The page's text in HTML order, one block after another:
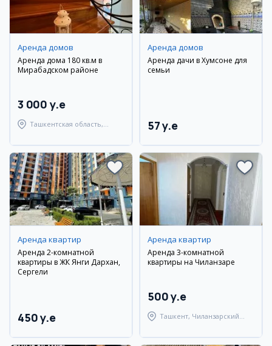
Аренда домов
Аренда дома 180 кв.м в
Мирабадском районе
3 000 y.e
Ташкентская область,
Аренда домов
Аренда дачи в Хумсоне для
семьи
57 y.e
Аренда квартир
Аренда 2-комнатной
квартиры в ЖК Янги Дархан,
Сергели
450 y.e
Аренда квартир
Аренда 3-комнатной
квартиры на Чиланзаре
500 y.e
Ташкент, Чиланзарский